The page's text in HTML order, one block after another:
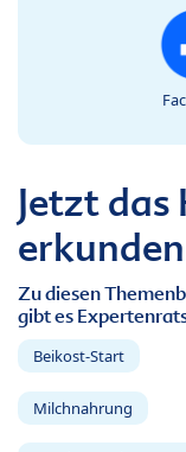
Jetzt das
erkunden
Zu diesen
gibt es
Beikost-Start
Milchnahrung